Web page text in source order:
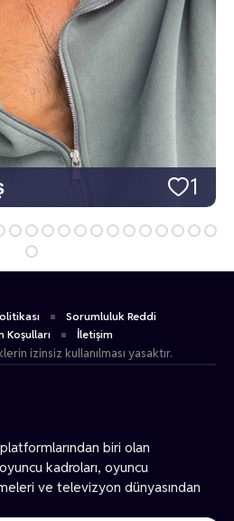
1
biri olan
kadroları, oyuncu
ve televizyon dünyasından
Sorumluluk Reddi
Koşulları
İletişim
izinsiz kullanılması yasaktır.